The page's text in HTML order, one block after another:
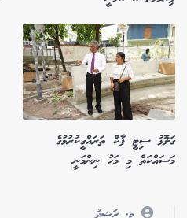
ގަލޮޅު ސިޓީ ޕާކް ތަރައްގީކުރުމުގެ
މަސައްކަތް މި މަހު ނިންމަނީ